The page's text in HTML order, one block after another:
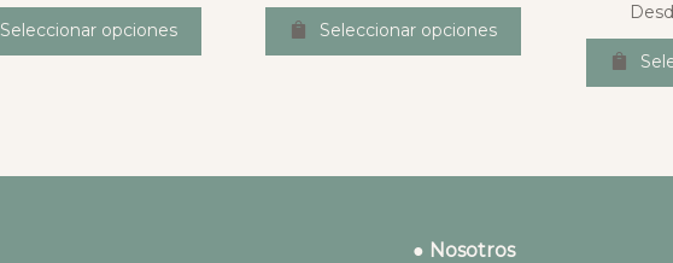
Seleccionar opciones Seleccionar opciones
● Nosotros